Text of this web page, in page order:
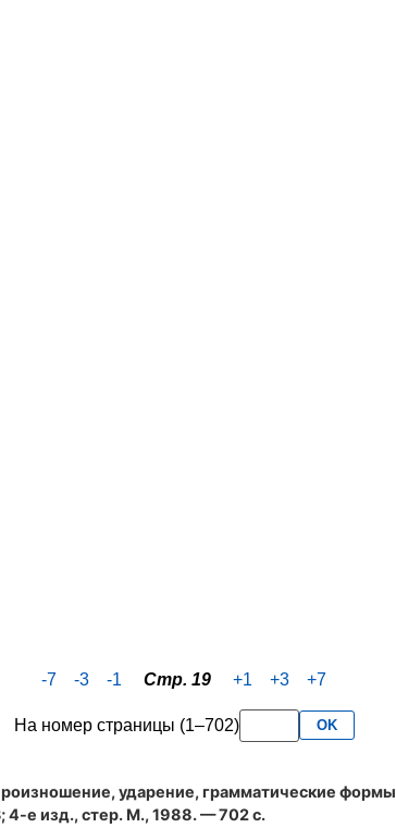
-7 -3 -1 Стр. 19 +1 +3 +7
На номер страницы (1–702) OK
ударение, грамматические формы
4-е изд., стер. М., 1988. — 702 с.